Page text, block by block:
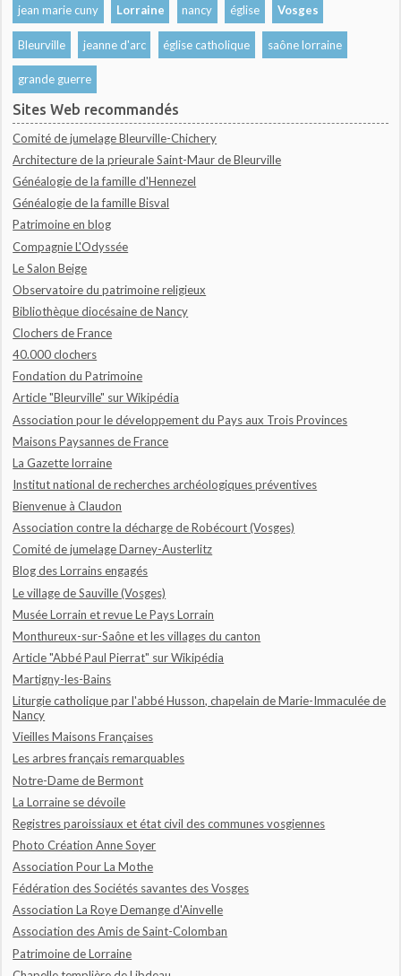
jean marie cuny Lorraine nancy église Vosges
Bleurville jeanne d'arc église catholique saône lorraine
grande guerre
Sites Web recommandés
Comité de jumelage Bleurville-Chichery
Architecture de la prieurale Saint-Maur de Bleurville
Généalogie de la famille d'Hennezel
Généalogie de la famille Bisval
Patrimoine en blog
Compagnie L'Odyssée
Le Salon Beige
Observatoire du patrimoine religieux
Bibliothèque diocésaine de Nancy
Clochers de France
40.000 clochers
Fondation du Patrimoine
Article "Bleurville" sur Wikipédia
Association pour le développement du Pays aux Trois Provinces
Maisons Paysannes de France
La Gazette lorraine
Institut national de recherches archéologiques préventives
Bienvenue à Claudon
Association contre la décharge de Robécourt (Vosges)
Comité de jumelage Darney-Austerlitz
Blog des Lorrains engagés
Le village de Sauville (Vosges)
Musée Lorrain et revue Le Pays Lorrain
Monthureux-sur-Saône et les villages du canton
Article "Abbé Paul Pierrat" sur Wikipédia
Martigny-les-Bains
Liturgie catholique par l'abbé Husson, chapelain de Marie-Immaculée de
Nancy
Vieilles Maisons Françaises
Les arbres français remarquables
Notre-Dame de Bermont
La Lorraine se dévoile
Registres paroissiaux et état civil des communes vosgiennes
Photo Création Anne Soyer
Association Pour La Mothe
Fédération des Sociétés savantes des Vosges
Association La Roye Demange d'Ainvelle
Association des Amis de Saint-Colomban
Patrimoine de Lorraine